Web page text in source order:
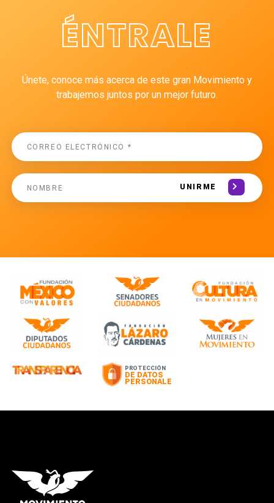
ÉNTRALE
Únete, conoce más acerca de este gran Movimiento y
trabajemos juntos por un mejor futuro.
UNIRME